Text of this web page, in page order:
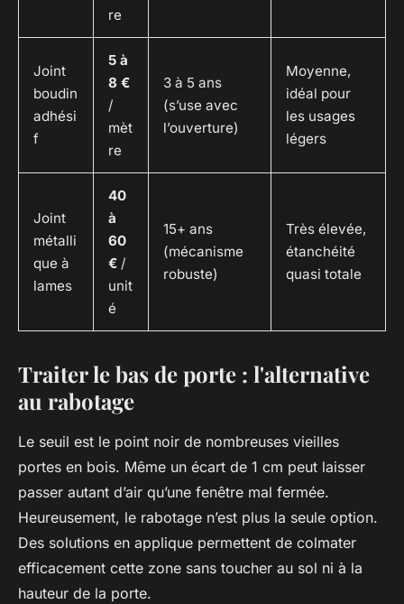
re
Joint
boudin
adhési
f
5 à
8 €
/
mèt
re
3 à 5 ans
(s’use avec
l’ouverture)
Moyenne,
idéal pour
les usages
légers
Joint
métalli
que à
lames
40
à
60
€ /
unit
é
15+ ans
(mécanisme
robuste)
Très élevée,
étanchéité
quasi totale
Traiter le bas de porte : l'alternative
au rabotage
Le seuil est le point noir de nombreuses vieilles
portes en bois. Même un écart de 1 cm peut laisser
passer autant d’air qu’une fenêtre mal fermée.
Heureusement, le rabotage n’est plus la seule option.
Des solutions en applique permettent de colmater
efficacement cette zone sans toucher au sol ni à la
hauteur de la porte.